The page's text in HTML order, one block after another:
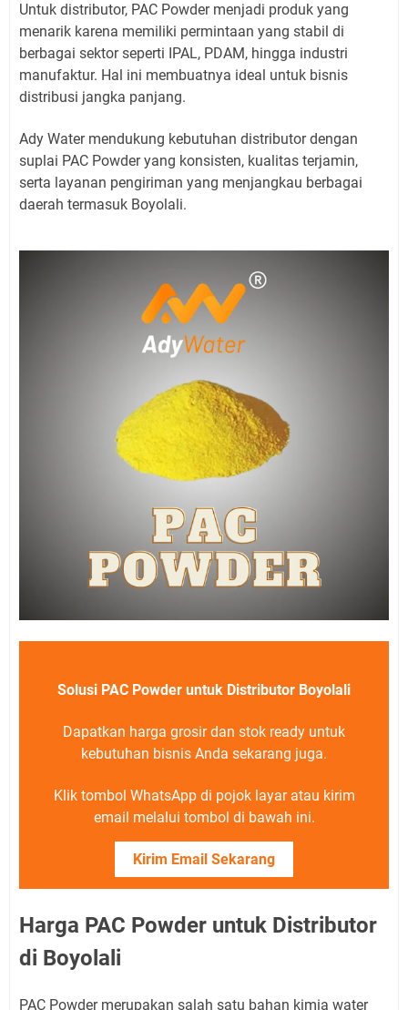
Untuk distributor, PAC Powder menjadi produk yang
menarik karena memiliki permintaan yang stabil di
berbagai sektor seperti IPAL, PDAM, hingga industri
manufaktur. Hal ini membuatnya ideal untuk bisnis
distribusi jangka panjang.
Ady Water mendukung kebutuhan distributor dengan
suplai PAC Powder yang konsisten, kualitas terjamin,
serta layanan pengiriman yang menjangkau berbagai
daerah termasuk Boyolali.
Solusi PAC Powder untuk Distributor Boyolali
Dapatkan harga grosir dan stok ready untuk
kebutuhan bisnis Anda sekarang juga.
Klik tombol WhatsApp di pojok layar atau kirim
email melalui tombol di bawah ini.
Kirim Email Sekarang
Harga PAC Powder untuk Distributor
di Boyolali
PAC Powder merupakan salah satu bahan kimia water